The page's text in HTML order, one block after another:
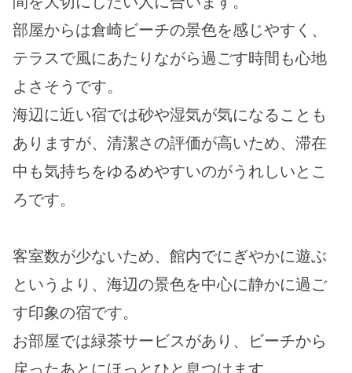
部屋からは倉崎ビーチの景色を感じやすく、
テラスで風にあたりながら過ごす時間も心地
よさそうです。
海辺に近い宿では砂や湿気が気になることも
ありますが、清潔さの評価が高いため、滞在
中も気持ちをゆるめやすいのがうれしいとこ
ろです。
客室数が少ないため、館内でにぎやかに遊ぶ
というより、海辺の景色を中心に静かに過ご
す印象の宿です。
お部屋では緑茶サービスがあり、ビーチから
戻ったあとにほっとひと息つけます。